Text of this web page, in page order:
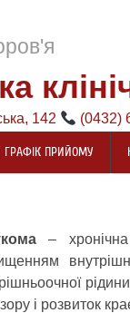
142 (0432)
ГРАФІК ПРИЙОМУ
–
і розвиток